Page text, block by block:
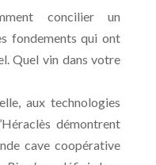
concilier un
fondements qui ont
Quel vin dans votre
aux technologies
démontrent
cave coopérative